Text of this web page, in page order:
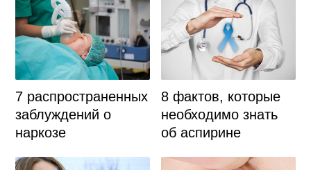
7 распространенных
заблуждений о
наркозе
8 фактов, которые
необходимо знать
об аспирине